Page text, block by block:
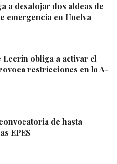
a desalojar dos aldeas de
emergencia en Huelva
Lecrín obliga a activar el
restricciones en la A-
de hasta
EPES